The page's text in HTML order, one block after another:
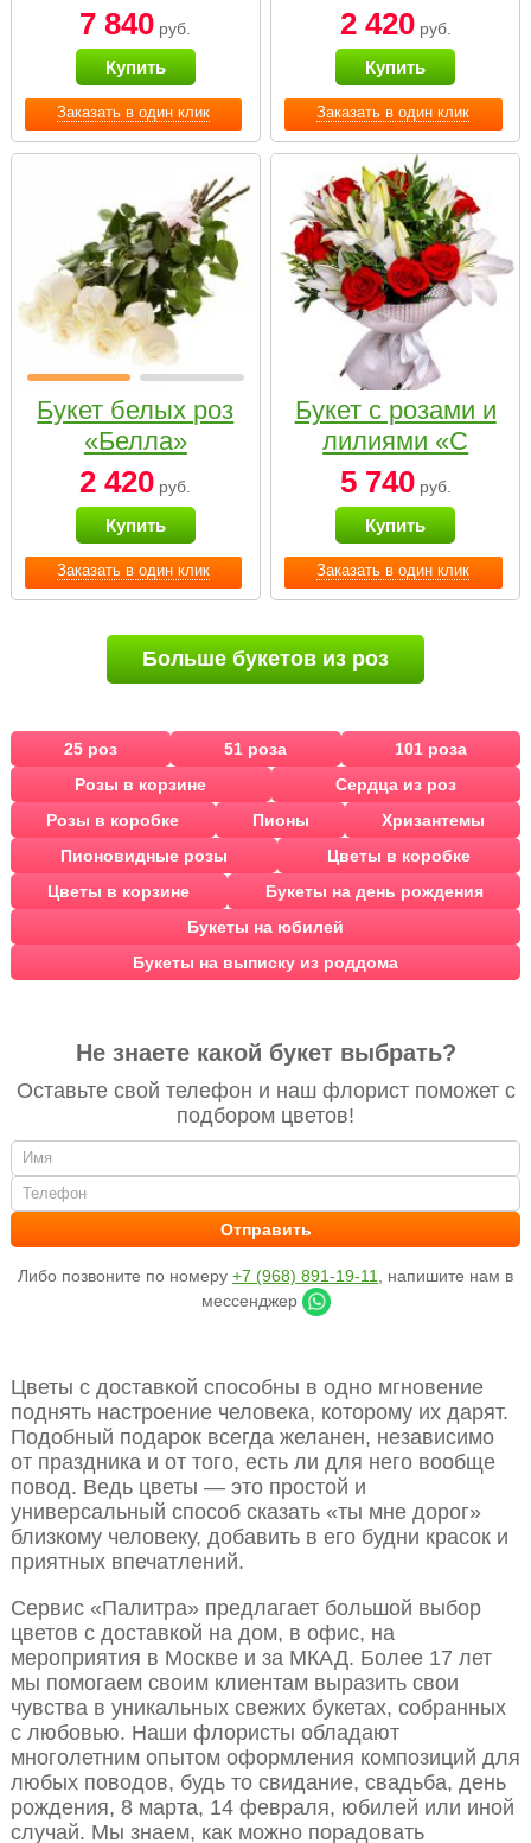
Заказать в один клик
7 840 руб.
Купить
Заказать в один клик
2 420руб.
Купить
Заказать в один клик
Букет белых роз
«Белла»
2 420 руб.
Купить
Заказать в один клик
Букет с розами и
лилиями «С
наилучшими
пожеланиями»
5 740руб.
Купить
Больше букетов из роз
25 роз 51 роза
101 роза
Розы в корзине
Сердца из роз
Розы в коробке
Пионы
Хризантемы
Пионовидные розы
Цветы в коробке
Цветы в корзине
Букеты на день рождения
Букеты на юбилей
Букеты на выписку из роддома
Не знаете какой букет выбрать?
Оставьте свой телефон и наш флорист поможет с
подбором цветов!
Либо позвоните по номеру +7 (968) 891-19-11
, напишите нам в
мессенджер
Цветы с доставкой способны в одно мгновение
поднять настроение человека, которому их дарят.
Подобный подарок всегда желанен, независимо
от праздника и от того, есть ли для него вообще
повод. Ведь цветы — это простой и
универсальный способ сказать «ты мне дорог»
близкому человеку, добавить в его будни красок и
приятных впечатлений.
Сервис «Палитра» предлагает большой выбор
цветов с доставкой на дом, в офис, на
мероприятия в Москве и за МКАД. Более 17 лет
мы помогаем своим клиентам выразить свои
чувства в уникальных свежих букетах, собранных
с любовью. Наши флористы обладают
многолетним опытом оформления композиций для
любых поводов, будь то свидание, свадьба, день
рождения, 8 марта, 14 февраля, юбилей или иной
случай. Мы знаем, как можно порадовать